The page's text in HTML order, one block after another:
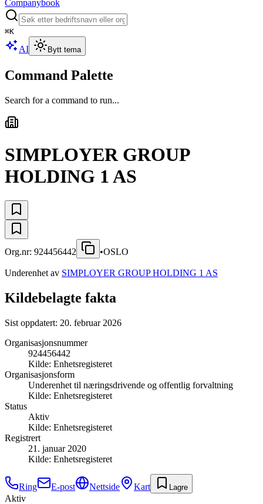
Companybook
⌘K
AI Bytt tema
Command Palette
Search for a command to run...
SIMPLOYER GROUP
HOLDING 1 AS
Org.nr: 924456442 •OSLO
Underenhet av SIMPLOYER GROUP HOLDING 1 AS
Kildebelagte fakta
Sist oppdatert: 20. februar 2026
Organisasjonsnummer
924456442
Kilde: Enhetsregisteret
Organisasjonsform
Underenhet til næringsdrivende og offentlig forvaltning
Kilde: Enhetsregisteret
Status
Aktiv
Kilde: Enhetsregisteret
Registrert
21. januar 2020
Kilde: Enhetsregisteret
Ring E-post Nettside Kart Lagre
Aktiv